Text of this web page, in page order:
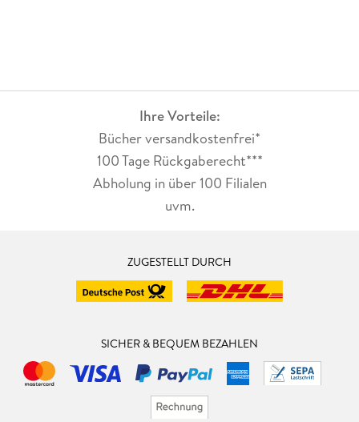
Ihre Vorteile:
Bücher versandkostenfrei*
100 Tage Rückgaberecht***
Abholung in über 100 Filialen
uvm.
ZUGESTELLT DURCH
SICHER & BEQUEM BEZAHLEN